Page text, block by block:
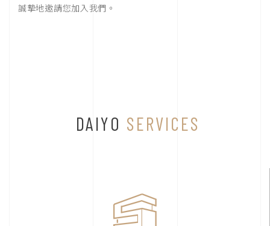
誠摯地邀請您加入我們。
DAIYO SERVICES